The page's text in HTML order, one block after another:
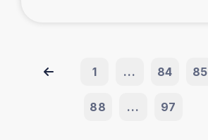
1 ... 84 85
88 ... 97